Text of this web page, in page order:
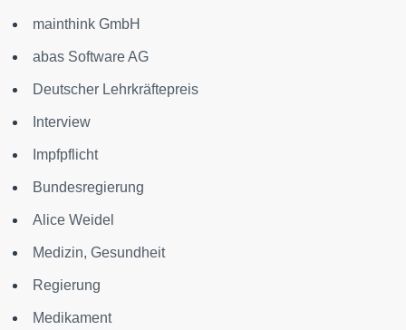
mainthink GmbH
abas Software AG
Deutscher Lehrkräftepreis
Interview
Impfpflicht
Bundesregierung
Alice Weidel
Medizin, Gesundheit
Regierung
Medikament